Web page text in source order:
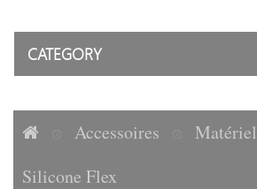
CATEGORY
Accessoires Matériel
Silicone Flex